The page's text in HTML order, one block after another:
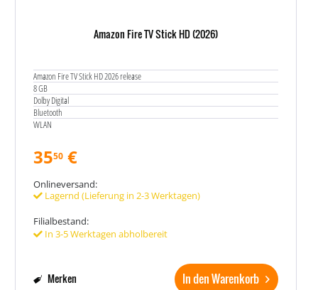
Amazon Fire TV Stick HD (2026)
Amazon Fire TV Stick HD 2026 release
8 GB
Dolby Digital
Bluetooth
WLAN
3550 €
Onlineversand:
Lagernd (Lieferung in 2-3 Werktagen)
Filialbestand:
In 3-5 Werktagen abholbereit
In den Warenkorb
Merken